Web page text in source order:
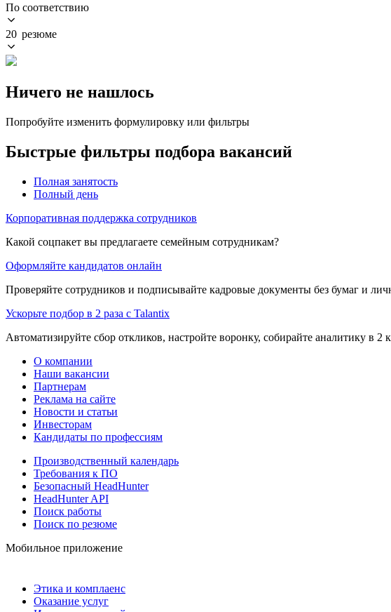
По соответствию
20 резюме
Ничего не нашлось
Попробуйте изменить формулировку или фильтры
Быстрые фильтры подбора вакансий
Полная занятость
Полный день
Корпоративная поддержка сотрудников
Какой соцпакет вы предлагаете семейным сотрудникам?
Оформляйте кандидатов онлайн
Проверяйте сотрудников и подписывайте кадровые документы без бумаг и
Ускорьте подбор в 2 раза с Talantix
Автоматизируйте сбор откликов, настройте воронку, собирайте аналитику в 2
О компании
Наши вакансии
Партнерам
Реклама на сайте
Новости и статьи
Инвесторам
Кандидаты по профессиям
Производственный календарь
Требования к ПО
Безопасный HeadHunter
HeadHunter API
Поиск работы
Поиск по резюме
Мобильное приложение
Этика и комплаенс
Оказание услуг